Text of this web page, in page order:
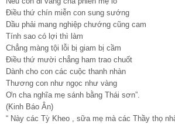
Điều thứ chín miễn con sung sướng
Dầu phải mang nghiệp chướng cũng cam
Tính sao có lợi thì làm
Chẳng màng tội lỗi bị giam bị cầm
Điều thứ mười chẳng ham trao chuốt
Dành cho con các cuộc thanh nhàn
Thương con như ngọc như vàng
Ơn cha nghĩa mẹ sánh bằng Thái sơn”.
(Kinh Báo Ân)
“ Này các Tỳ Kheo , sữa mẹ mà các Thầy thọ